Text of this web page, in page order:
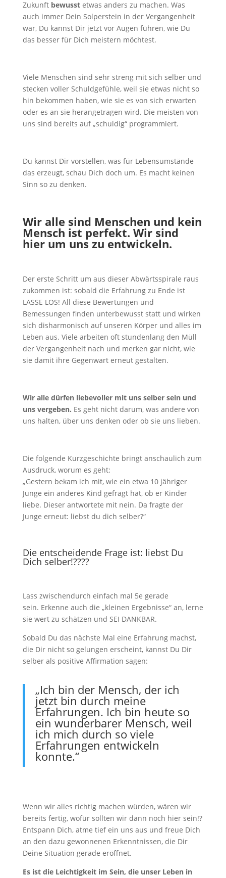
Zukunft bewusstetwas anders zu machen. Was
auch immer Dein Solperstein in der Vergangenheit
war, Du kannst Dir jetzt vor Augen führen, wie Du
das besser für Dich meistern möchtest.
Viele Menschen sind sehr streng mit sich selber und
stecken voller Schuldgefühle, weil sie etwas nicht so
hin bekommen haben, wie sie es von sich erwarten
oder es an sie herangetragen wird. Die meisten von
uns sind bereits auf „schuldig“ programmiert.
Du kannst Dir vorstellen, was für Lebensumstände
das erzeugt, schau Dich doch um. Es macht keinen
Sinn so zu denken.
Wir alle sind Menschen und kein
Mensch ist perfekt. Wir sind
hier um uns zu entwickeln.
Der erste Schritt um aus dieser Abwärtsspirale raus
zukommen ist: sobald die Erfahrung zu Ende ist
LASSE LOS! All diese Bewertungen und
Bemessungen finden unterbewusst statt und wirken
sich disharmonisch auf unseren Körper und alles im
Leben aus. Viele arbeiten oft stundenlang den Müll
der Vergangenheit nach und merken gar nicht, wie
sie damit ihre Gegenwart erneut gestalten.
Wir alle dürfen liebevoller mit uns selber sein und
uns vergeben. Es geht nicht darum, was andere von
uns halten, über uns denken oder ob sie uns lieben.
Die folgende Kurzgeschichte bringt anschaulich zum
Ausdruck, worum es geht:
„Gestern bekam ich mit, wie ein etwa 10 jähriger
Junge ein anderes Kind gefragt hat, ob er Kinder
liebe. Dieser antwortete mit nein. Da fragte der
Junge erneut: liebst du dich selber?“
Die entscheidende Frage ist: liebst Du
Dich selber!????
Lass zwischendurch einfach mal 5e gerade
sein. Erkenne auch die „kleinen Ergebnisse“ an, lerne
sie wert zu schätzen und SEI DANKBAR.
Sobald Du das nächste Mal eine Erfahrung machst,
die Dir nicht so gelungen erscheint, kannst Du Dir
selber als positive Affirmation sagen:
„Ich bin der Mensch, der ich
jetzt bin durch meine
Erfahrungen. Ich bin heute so
ein wunderbarer Mensch, weil
ich mich durch so viele
Erfahrungen entwickeln
konnte.“
Wenn wir alles richtig machen würden, wären wir
bereits fertig, wofür sollten wir dann noch hier sein!?
Entspann Dich, atme tief ein uns aus und freue Dich
an den dazu gewonnenen Erkenntnissen, die Dir
Deine Situation gerade eröffnet.
Es ist die Leichtigkeit im Sein, die unser Leben in